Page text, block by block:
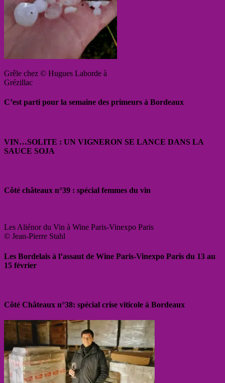
Grêle chez © Hugues Laborde à
Grézillac
C’est parti pour la semaine des primeurs à Bordeaux
VIN…SOLITE : UN VIGNERON SE LANCE DANS LA
SAUCE SOJA
Côté châteaux n°39 : spécial femmes du vin
Les Aliénor du Vin à Wine Paris-Vinexpo Paris
© Jean-Pierre Stahl
Les Bordelais à l’assaut de Wine Paris-Vinexpo Paris du 13 au
15 février
Côté Châteaux n°38: spécial crise viticole à Bordeaux